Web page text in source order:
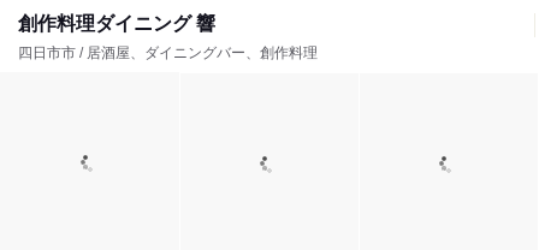
創作料理ダイニング 響
四日市市 / 居酒屋、ダイニングバー、創作料理